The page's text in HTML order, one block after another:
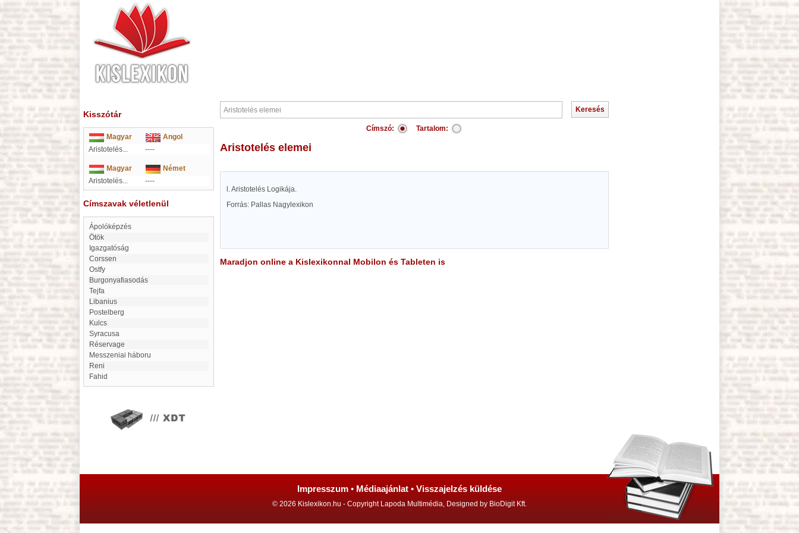
Kisszótár
Magyar
Angol
Aristotelés...
----
Magyar
Német
Aristotelés...
----
Címszavak véletlenül
Ápolóképzés
Ötök
Igazgatóság
Corssen
Ostfy
Burgonyafiasodás
Tejfa
Libanius
Postelberg
kulcs
Syracusa
Réservage
Messzeniai háboru
Reni
Fahid
Címszó: Tartalom:
Aristotelés elemei
l. Aristotelés Logikája.
Forrás: Pallas Nagylexikon
Maradjon online a Kislexikonnal Mobilon és Tableten is
Impresszum • Médiaajánlat • Visszajelzés küldése
© 2026 Kislexikon.hu - Copyright Lapoda Multimédia, Designed by BioDigit Kft.